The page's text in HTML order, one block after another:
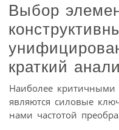
Выбор
краткий
Наиболее
являются силовые
нами частотой